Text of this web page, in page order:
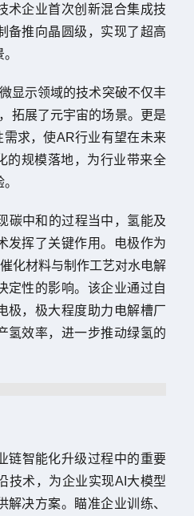
术企业首次创新混合集成技
备推向晶圆级，实现了超高
显示领域的技术突破不仅丰
拓展了元宇宙的场景。更是
需求，使AR行业有望在未来
的规模落地，为行业带来全
中和的过程当中，氢能及
发挥了关键作用。
电极作为
化材料与制作工艺对水电解
定性的影响。该企业通过自
极，极大程度助力电解槽厂
氢效率，进一步推动绿氢的
链智能化升级过程中的重要
技术，为企业实现AI 大模型
解决方案。
瞄准企业训练、